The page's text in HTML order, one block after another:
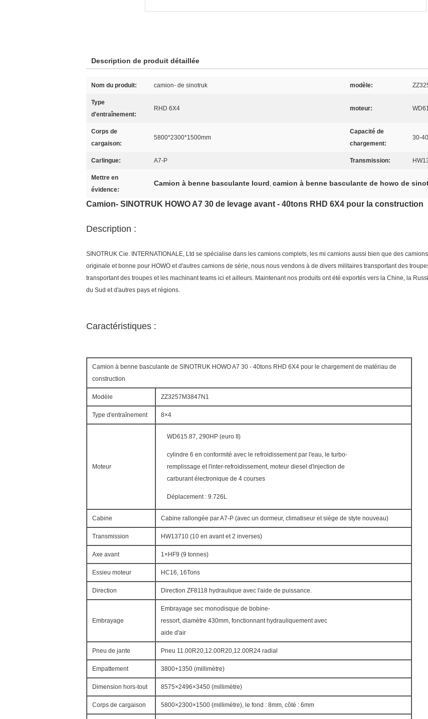
Description de produit détaillée
Nom du produit: camion- de sinotruk modèle:
Type
d'entraînement:
RHD 6X4 moteur:
Corps de
cargaison:
5800*2300*1500mm
Capacité de
chargement:
30-
Carlingue: A7-P Transmission:
Mettre en
évidence:
Camion à benne basculante lourd, camion à benne basculante de howo de
Camion- SINOTRUK HOWO A7 30 de levage avant - 40tons RHD 6X4 pour la construction
Description :
SINOTRUK Cie. INTERNATIONALE, Ltd se spécialise dans les camions complets, les mi camions aussi bien que des
originale et bonne pour HOWO et d'autres camions de série, nous nous vendons à de divers militaires transportant des
transportant des troupes et les machinant teams ici et ailleurs. Maintenant nos produits ont été exportés vers la Chine, la
du Sud et d'autres pays et régions.
Caractéristiques :
Camion à benne basculante de SINOTRUK HOWO A7 30 - 40tons RHD 6X4 pour le chargement de matériau de
construction
Modèle ZZ3257M3847N1
Type d'entraînement 8×4
Moteur
WD615.87, 290HP (euro II)
cylindre 6 en conformité avec le refroidissement par l'eau, le turbo-
remplissage et l'inter-refroidissement, moteur diesel d'injection de
carburant électronique de 4 courses
Déplacement : 9.726L
Cabine Cabine rallongée par A7-P (avec un dormeur, climatiseur et siège de style nouveau)
Transmission HW13710 (10 en avant et 2 inverses)
Axe avant 1×HF9 (9 tonnes)
Essieu moteur HC16, 16Tons
Direction Direction ZF8118 hydraulique avec l'aide de puissance.
Embrayage
Embrayage sec monodisque de bobine-
ressort, diamètre 430mm, fonctionnant hydrauliquement avec
aide d'air
Pneu de jante Pneu 11.00R20,12.00R20,12.00R24 radial
Empattement 3800+1350 (millimètre)
Dimension hors-tout 8575×2496×3450 (millimètre)
Corps de cargaison 5800×2300×1500 (millimètre), le fond : 8mm, côté : 6mm